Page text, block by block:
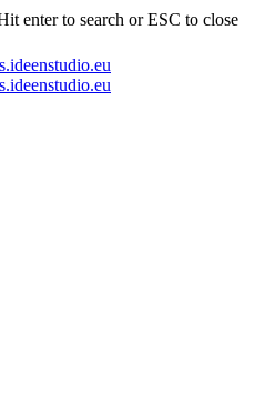
enter to search or ESC to close